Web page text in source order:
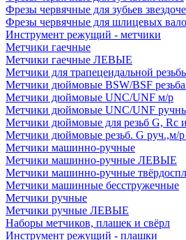
Фрезы червячные для зубьев
Фрезы червячные для шлицевых
Инструмент режущий - метчики
Метчики гаечные
Метчики гаечные ЛЕВЫЕ
Метчики для трапецеидальной
Метчики дюймовые BSW/BSF
Метчики дюймовые UNC/UNF м/р
Метчики дюймовые UNC/UNF
Метчики дюймовые для резьб G, Rc
Метчики дюймовые резьб. G
Метчики машинно-ручные
Метчики машинно-ручные ЛЕВЫЕ
Метчики машинно-ручные
Метчики машинные бесстружечные
Метчики ручные
Метчики ручные ЛЕВЫЕ
Наборы метчиков, плашек и свёрл
Инструмент режущий - плашки